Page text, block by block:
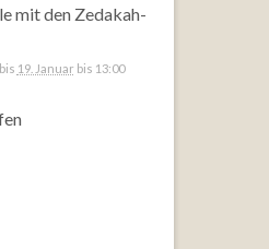
mit den Zedakah-
bis 19. Januar bis 13:00